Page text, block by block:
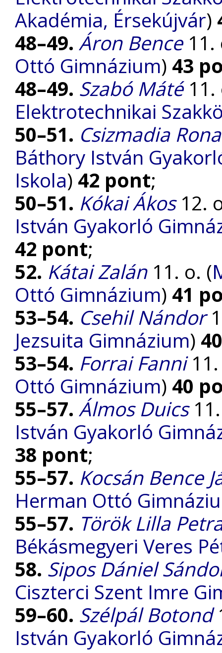
Akadémia, Érsekújvár)
48–49. Áron Bence11.
Ottó Gimnázium) 43
48–49. Szabó Máté11.
Elektrotechnikai
50–51. Csizmadia
Báthory István
Iskola) 42 pont;
50–51. Kókai Ákos12.
István Gyakorló
42 pont;
52. Kátai Zalán11. o. (
Ottó Gimnázium) 41
53–54. Csehil Nándor
Jezsuita Gimnázium)
53–54. Forrai Fanni11.
Ottó Gimnázium) 40
55–57. Álmos Duics
István Gyakorló
38 pont;
55–57. Kocsán Bence
Herman Ottó
55–57. Török Lilla
Békásmegyeri Veres
58. Sipos Dániel
Ciszterci Szent Imre
59–60. Szélpál Botond
István Gyakorló